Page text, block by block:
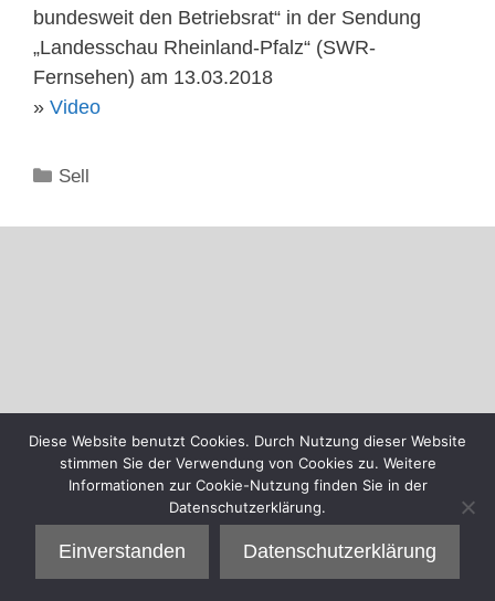
bundesweit den Betriebsrat“ in der Sendung
„Landesschau Rheinland-Pfalz“ (SWR-
Fernsehen) am 13.03.2018
» Video
Kategorien
Sell
Diese Website benutzt Cookies. Durch Nutzung dieser Website
stimmen Sie der Verwendung von Cookies zu. Weitere
Informationen zur Cookie-Nutzung finden Sie in der
Datenschutzerklärung.
Einverstanden Datenschutzerklärung